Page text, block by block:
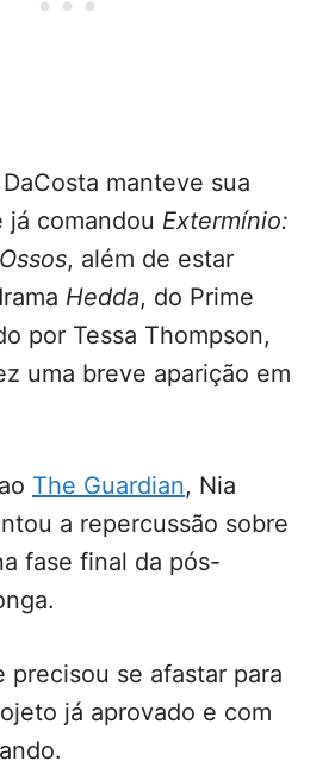
manteve sua
já comandou Extermínio:
, além de estar
Hedda, do Prime
por Tessa Thompson,
uma breve aparição em
The Guardian, Nia
a repercussão sobre
fase final da pós-
precisou se afastar para
já aprovado e com